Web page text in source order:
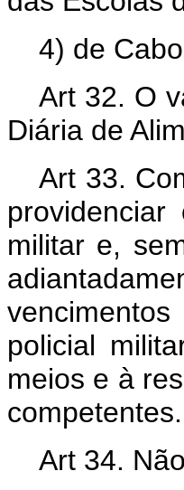
4) de
Art 32. O
Diária de
Art 33.
militar e,
policial
meios e à
competentes.
Art 34.